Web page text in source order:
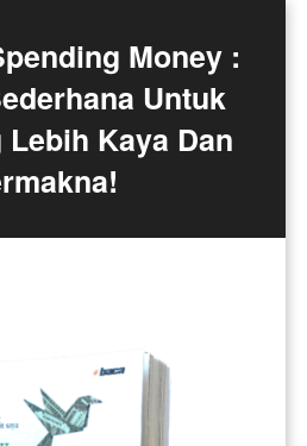
Money :
Untuk
Lebih Kaya Dan